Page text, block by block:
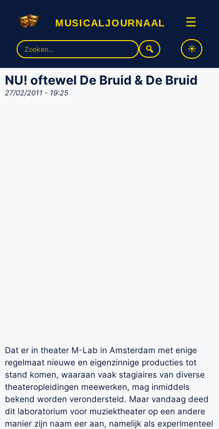
musicaljournaal ☰
Zoek
naar:
NU! oftewel De Bruid & De Bruid
27/02/2011 - 19:25
Dat er in theater M-Lab in Amsterdam met enige
regelmaat nieuwe en eigenzinnige producties tot
stand komen, waaraan vaak stagiaires van diverse
theateropleidingen meewerken, mag inmiddels
bekend worden verondersteld. Maar vandaag deed
dit laboratorium voor muziektheater op een andere
manier zijn naam eer aan, namelijk als experimenteel